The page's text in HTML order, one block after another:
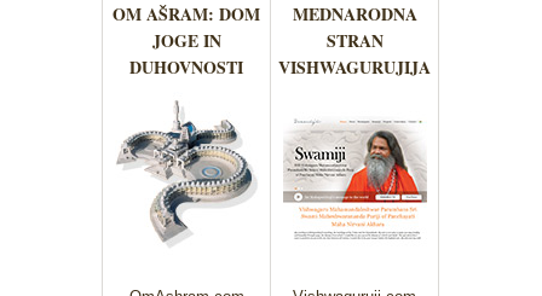
OM AŠRAM: DOM
JOGE IN
DUHOVNOSTI
MEDNARODNA
STRAN
VISHWAGURUJIJA